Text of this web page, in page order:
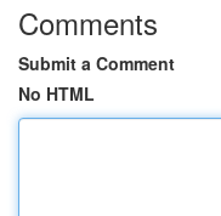
Comments
Submit a Comment
No HTML